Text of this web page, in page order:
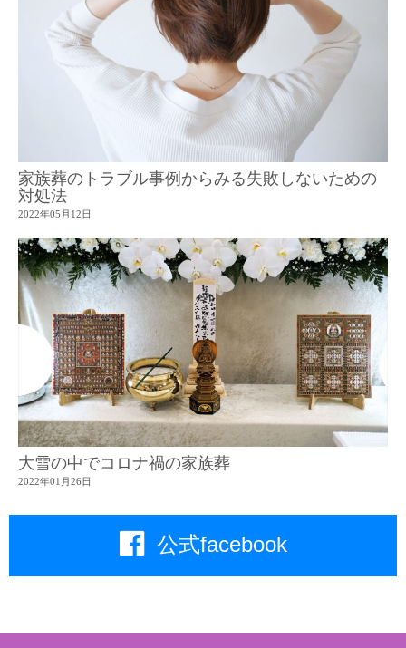
家族葬のトラブル事例からみる失敗しないための
対処法
2022年05月12日
大雪の中でコロナ禍の家族葬
2022年01月26日
公式facebook